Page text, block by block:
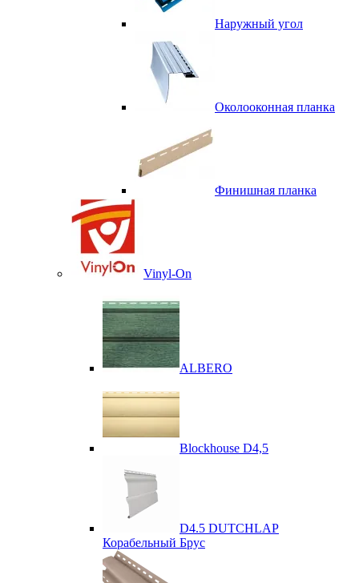
Наружный угол
Околооконная планка
Финишная планка
Vinyl-On
ALBERO
Blockhouse D4,5
D4.5 DUTCHLAP
Корабельный Брус